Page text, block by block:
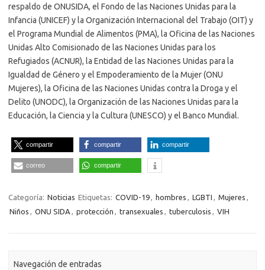
respaldo de ONUSIDA, el Fondo de las Naciones Unidas para la
Infancia (UNICEF) y la Organización Internacional del Trabajo (OIT) y
el Programa Mundial de Alimentos (PMA), la Oficina de las Naciones
Unidas Alto Comisionado de las Naciones Unidas para los
Refugiados (ACNUR), la Entidad de las Naciones Unidas para la
Igualdad de Género y el Empoderamiento de la Mujer (ONU
Mujeres), la Oficina de las Naciones Unidas contra la Droga y el
Delito (UNODC), la Organización de las Naciones Unidas para la
Educación, la Ciencia y la Cultura (UNESCO) y el Banco Mundial.
compartir compartir compartir
correo compartir
Categoría: Noticias Etiquetas: COVID-19, hombres , LGBTI , Mujeres ,
Niños , ONU SIDA , protección , transexuales , tuberculosis , VIH
Navegación de entradas